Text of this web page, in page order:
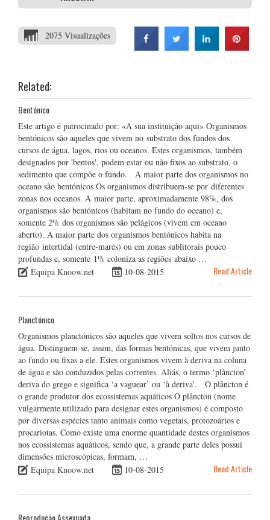
2075 Visualizações
Related:
Bentónico
Este artigo é patrocinado por: «A sua instituição aqui» Organismos
bentónicos são aqueles que vivem no substrato dos fundos dos
cursos de água, lagos, rios ou oceanos. Estes organismos, também
designados por 'bentos', podem estar ou não fixos ao substrato, o
sedimento que compõe o fundo. A maior parte dos organismos no
oceano são bentónicos Os organismos distribuem-se por diferentes
zonas nos oceanos. A maior parte, aproximadamente 98%, dos
organismos são bentónicos (habitam no fundo do oceano) e,
somente 2% dos organismos são pelágicos (vivem em oceano
aberto). A maior parte dos organismos bentónicos habita na
região intertidal (entre-marés) ou em zonas sublitorais pouco
profundas e, somente 1% coloniza as regiões abaixo …
Equipa Knoow.net
10-08-2015 Read Article
Planctónico
Organismos planctónicos são aqueles que vivem soltos nos cursos de
água. Distinguem-se, assim, das formas bentónicas, que vivem junto
ao fundo ou fixas a ele. Estes organismos vivem à deriva na coluna
de água e são conduzidos pelas correntes. Aliás, o termo ‘plâncton’
deriva do grego e significa ‘a vaguear’ ou ‘à deriva’. O plâncton é
o grande produtor dos ecossistemas aquáticos O plâncton (nome
vulgarmente utilizado para designar estes organismos) é composto
por diversas espécies tanto animais como vegetais, protozoários e
procariotas. Como existe uma enorme quantidade destes organismos
nos ecossistemas aquáticos, sendo que, a grande parte deles possui
dimensões microscópicas, formam, …
Equipa Knoow.net
10-08-2015 Read Article
Reprodução Assexuada